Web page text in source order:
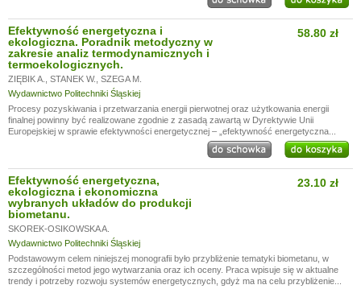
Efektywność energetyczna i
ekologiczna. Poradnik metodyczny w
zakresie analiz termodynamicznych i
termoekologicznych.
ZIĘBIK A. STANEK W. SZEGA M.
Wydawnictwo Politechniki Śląskiej
58.80 zł
Procesy pozyskiwania i przetwarzania energii pierwotnej oraz użytkowania energii
finalnej powinny być realizowane zgodnie z zasadą zawartą w Dyrektywie Unii
Europejskiej w sprawie efektywności energetycznej – „efektywność energetyczna...
Efektywność energetyczna,
ekologiczna i ekonomiczna
wybranych układów do produkcji
biometanu.
SKOREK-OSIKOWSKA A.
Wydawnictwo Politechniki Śląskiej
23.10 zł
Podstawowym celem niniejszej monografii było przybliżenie tematyki biometanu, w
szczególności metod jego wytwarzania oraz ich oceny. Praca wpisuje się w aktualne
trendy i potrzeby rozwoju systemów energetycznych, gdyż ma na celu przybliżenie...